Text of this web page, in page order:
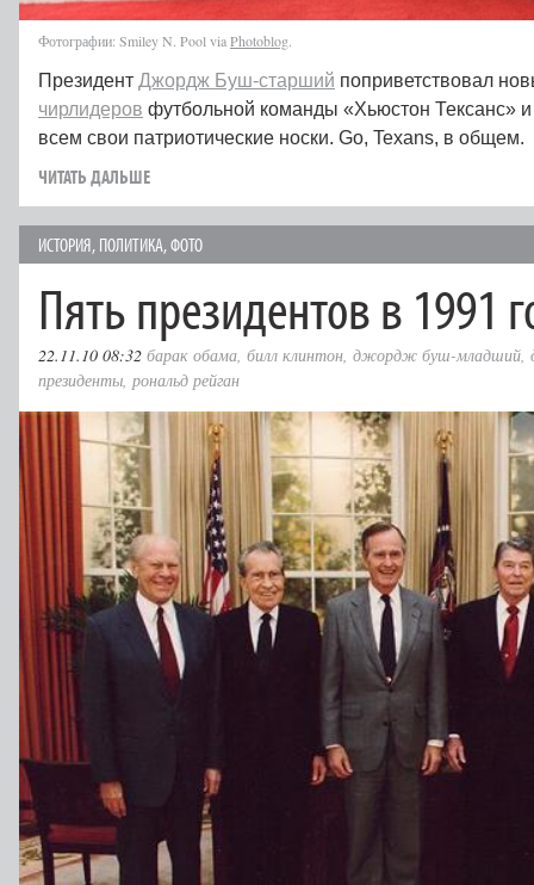
Фотографии: Smiley N. Pool viaPhotoblog.
Президент Джордж Буш-старший поприветствовал
чирлидеров футбольной команды «Хьюстон Тексанс»
всем свои патриотические носки. Go, Texans, в общем.
ЧИТАТЬ ДАЛЬШЕ
ИСТОРИЯ, ПОЛИТИКА,ФОТО
Пять президентов в 1991
22.11.10 08:32 барак обама, билл клинтон, джордж буш-младший,
президенты, рональд рейган